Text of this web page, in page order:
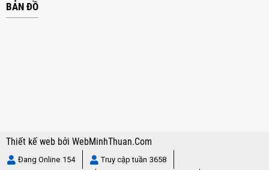
BẢN ĐỒ
Thiết kế web bởi WebMinhThuan.Com
Đang Online 154 Truy cập tuần 3658